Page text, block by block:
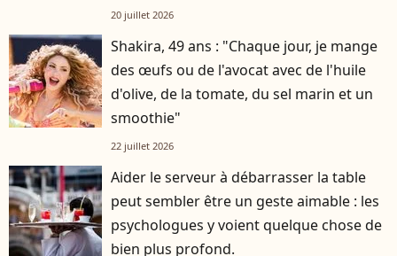
20 juillet 2026
Shakira, 49 ans : "Chaque jour, je mange
des œufs ou de l'avocat avec de l'huile
d'olive, de la tomate, du sel marin et un
smoothie"
22 juillet 2026
Aider le serveur à débarrasser la table
peut sembler être un geste aimable : les
psychologues y voient quelque chose de
bien plus profond.